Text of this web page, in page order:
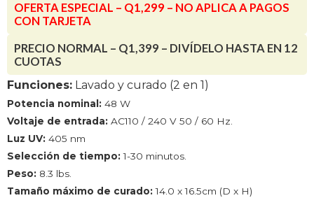
-
cantidad
OFERTA ESPECIAL – Q1,299 – NO APLICA A PAGOS
CON TARJETA
PRECIO NORMAL – Q1,399 – DIVÍDELO HASTA EN 12
CUOTAS
Funciones: Lavado y curado (2 en 1)
Potencia nominal: 48 W
Voltaje de entrada: AC110 / 240 V 50 / 60 Hz.
Luz UV: 405 nm
Selección de tiempo:1-30 minutos.
Peso: 8.3 lbs.
Tamaño máximo de curado:14.0 x 16.5cm (D x H)